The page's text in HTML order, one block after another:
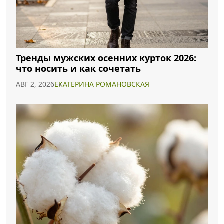
Тренды мужских осенних курток 2026:
что носить и как сочетать
АВГ 2, 2026ЕКАТЕРИНА РОМАНОВСКАЯ